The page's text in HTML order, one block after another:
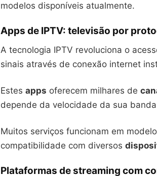
modelos disponíveis atualmente.
Apps de IPTV: televisão por
A tecnologia IPTV revoluciona o
sinais através de conexão internet
Estes apps oferecem milhares de
depende da velocidade da sua
Muitos serviços funcionam em modelo
compatibilidade com diversos
Plataformas de streaming com